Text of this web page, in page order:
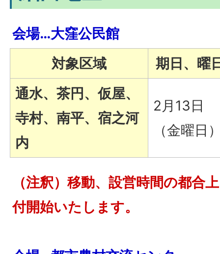
会場…大窪公民館
対象区域
期日、曜
通水、茶円、仮屋、
寺村、南平、宿之河
内
2月13日
（金曜日
（注釈）移動、設営時間の都合
付開始いたします。